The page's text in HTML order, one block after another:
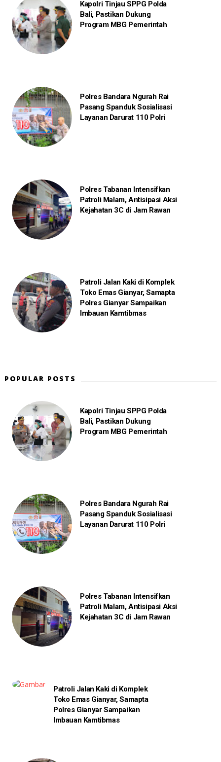
Kapolri Tinjau SPPG Polda
Bali, Pastikan Dukung
Program MBG Pemerintah
Polres Bandara Ngurah Rai
Pasang Spanduk Sosialisasi
Layanan Darurat 110 Polri
Polres Tabanan Intensifkan
Patroli Malam, Antisipasi Aksi
Kejahatan 3C di Jam Rawan
Patroli Jalan Kaki di Komplek
Toko Emas Gianyar, Samapta
Polres Gianyar Sampaikan
Imbauan Kamtibmas
POPULAR POSTS
Kapolri Tinjau SPPG Polda
Bali, Pastikan Dukung
Program MBG Pemerintah
Polres Bandara Ngurah Rai
Pasang Spanduk Sosialisasi
Layanan Darurat 110 Polri
Polres Tabanan Intensifkan
Patroli Malam, Antisipasi Aksi
Kejahatan 3C di Jam Rawan
Patroli Jalan Kaki di Komplek
Toko Emas Gianyar, Samapta
Polres Gianyar Sampaikan
Imbauan Kamtibmas